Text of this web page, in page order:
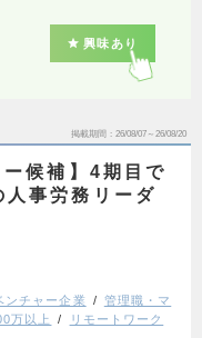
興味あり
掲載期間 26/08/07～26/08/20
ー候補】4期目で
事労務リーダ
ンチャー企業
管理職・マ
万以上
リモートワーク